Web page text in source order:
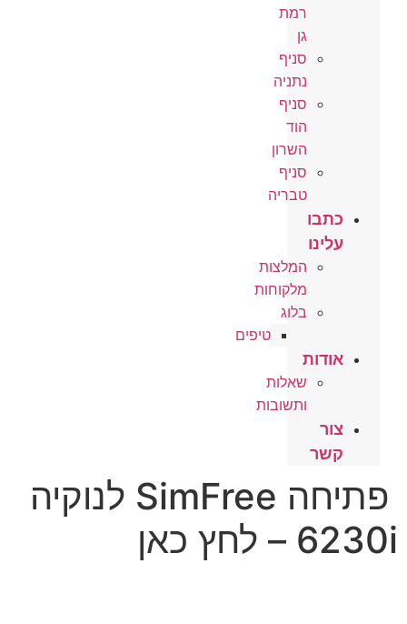
רמת
גן
סניף
נתניה
סניף
הוד
השרון
סניף
טבריה
כתבו
עלינו
המלצות
מלקוחות
בלוג
טיפים
אודות
שאלות
ותשובות
צור
קשר
פתיחה SimFree לנוקיה
6230i – לחץ כאן